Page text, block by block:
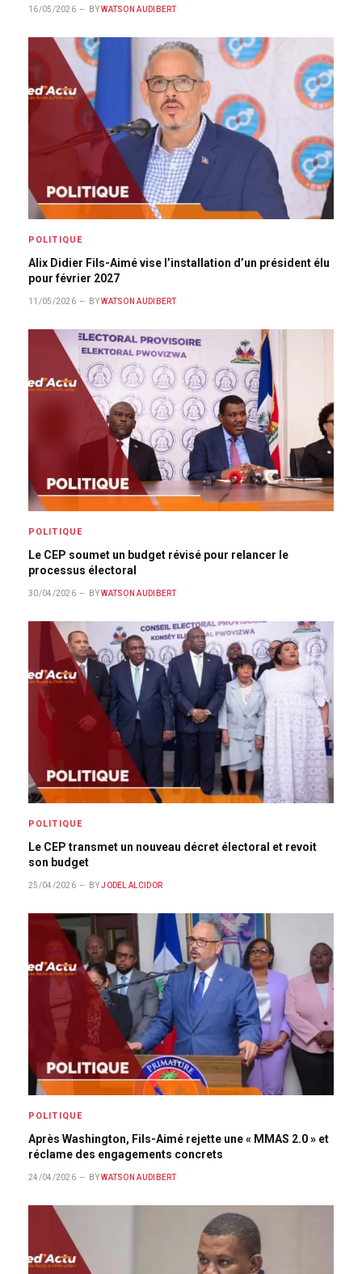
16/05/2026 BY WATSON AUDIBERT
POLITIQUE
Alix Didier Fils-Aimé vise l’installation d’un président élu
pour février 2027
11/05/2026 BY WATSON AUDIBERT
POLITIQUE
Le CEP soumet un budget révisé pour relancer le
processus électoral
30/04/2026 BY WATSON AUDIBERT
POLITIQUE
Le CEP transmet un nouveau décret électoral et revoit
son budget
25/04/2026 BY JODEL ALCIDOR
POLITIQUE
Après Washington, Fils-Aimé rejette une « MMAS 2.0 » et
réclame des engagements concrets
24/04/2026 BY WATSON AUDIBERT